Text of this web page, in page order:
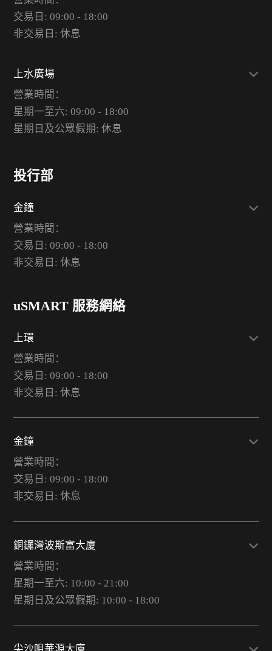
交易日: 09:00 - 18:00
非交易日: 休息
上水廣場
營業時間：
星期一至六: 09:00 - 18:00
星期日及公眾假期: 休息
投行部
金鐘
營業時間：
交易日: 09:00 - 18:00
非交易日: 休息
uSMART 服務網絡
上環
營業時間：
交易日: 09:00 - 18:00
非交易日: 休息
金鐘
營業時間：
交易日: 09:00 - 18:00
非交易日: 休息
銅鑼灣波斯富大廈
營業時間：
星期一至六: 10:00 - 21:00
星期日及公眾假期: 10:00 - 18:00